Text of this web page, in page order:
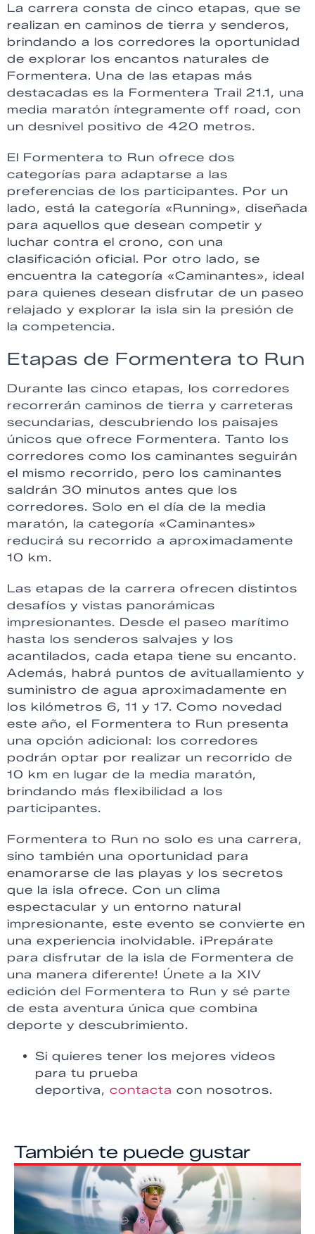
La carrera consta de cinco etapas, que se
realizan en caminos de tierra y senderos,
brindando a los corredores la oportunidad
de explorar los encantos naturales de
Formentera. Una de las etapas más
destacadas es la Formentera Trail 21.1, una
media maratón íntegramente off road, con
un desnivel positivo de 420 metros.
El Formentera to Run ofrece dos
categorías para adaptarse a las
preferencias de los participantes. Por un
lado, está la categoría «Running», diseñada
para aquellos que desean competir y
luchar contra el crono, con una
clasificación oficial. Por otro lado, se
encuentra la categoría «Caminantes», ideal
para quienes desean disfrutar de un paseo
relajado y explorar la isla sin la presión de
la competencia.
Etapas de Formentera to Run
Durante las cinco etapas, los corredores
recorrerán caminos de tierra y carreteras
secundarias, descubriendo los paisajes
únicos que ofrece Formentera. Tanto los
corredores como los caminantes seguirán
el mismo recorrido, pero los caminantes
saldrán 30 minutos antes que los
corredores. Solo en el día de la media
maratón, la categoría «Caminantes»
reducirá su recorrido a aproximadamente
10 km.
Las etapas de la carrera ofrecen distintos
desafíos y vistas panorámicas
impresionantes. Desde el paseo marítimo
hasta los senderos salvajes y los
acantilados, cada etapa tiene su encanto.
Además, habrá puntos de avituallamiento y
suministro de agua aproximadamente en
los kilómetros 6, 11 y 17. Como novedad
este año, el Formentera to Run presenta
una opción adicional: los corredores
podrán optar por realizar un recorrido de
10 km en lugar de la media maratón,
brindando más flexibilidad a los
participantes.
Formentera to Run no solo es una carrera,
sino también una oportunidad para
enamorarse de las playas y los secretos
que la isla ofrece. Con un clima
espectacular y un entorno natural
impresionante, este evento se convierte en
una experiencia inolvidable. ¡Prepárate
para disfrutar de la isla de Formentera de
una manera diferente! Únete a la XIV
edición del Formentera to Run y sé parte
de esta aventura única que combina
deporte y descubrimiento.
Si quieres tener los mejores videos
para tu prueba
deportiva, contacta con nosotros.
También te puede gustar